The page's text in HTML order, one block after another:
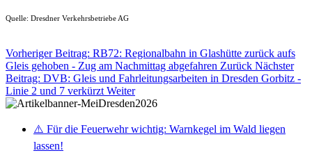
Quelle: Dresdner Verkehrsbetriebe AG
Vorheriger Beitrag: RB72: Regionalbahn in Glashütte zurück aufs
Gleis gehoben - Zug am Nachmittag abgefahren Zurück Nächster
Beitrag: DVB: Gleis und Fahrleitungsarbeiten in Dresden Gorbitz -
Linie 2 und 7 verkürzt Weiter
⚠️ Für die Feuerwehr wichtig: Warnkegel im Wald liegen
lassen!